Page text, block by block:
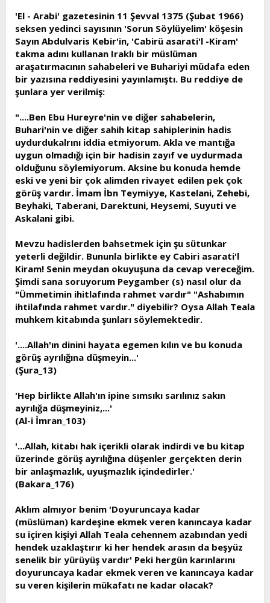
a
n
h
i
'El - Arabi' gazetesinin 11 Şevval 1375 (Şubat 1966)
seksen yedinci sayısının 'Sorun Söylüyelim' köşesin
Sayın Abdulvaris Kebir'in, 'Cabirü asarati'l -Kiram'
takma adını kullanan Iraklı bir müslüman
araşatırmacının sahabeleri ve Buhariyi müdafa eden
bir yazısına reddiyesini yayınlamıştı. Bu reddiye de
şunlara yer verilmiş:
"....Ben Ebu Hureyre'nin ve diğer sahabelerin,
Buhari'nin ve diğer sahih kitap sahiplerinin hadis
uydurdukalrını iddia etmiyorum. Akla ve mantığa
uygun olmadığı için bir hadisin zayıf ve uydurmada
olduğunu söylemiyorum. Aksine bu konuda hemde
eski ve yeni bir çok alimden rivayet edilen pek çok
görüş vardır. İmam İbn Teymiyye, Kastelani, Zehebi,
Beyhaki, Taberani, Darektuni, Heysemi, Suyuti ve
Askalani gibi.
Mevzu hadislerden bahsetmek için şu sütunkar
yeterli değildir. Bununla birlikte ey Cabiri asarati'l
Kiram! Senin meydan okuyuşuna da cevap vereceğim.
Şimdi sana soruyorum Peygamber (s) nasıl olur da
"Ümmetimin ihitlafında rahmet vardır" "Ashabımın
ihtilafında rahmet vardır." diyebilir? Oysa Allah Teala
muhkem kitabında şunları söylemektedir.
'....Allah'ın dinini hayata egemen kılın ve bu konuda
görüş ayrılığına düşmeyin...'
(Şura_13)
'Hep birlikte Allah'ın ipine sımsıkı sarılınız sakın
ayrılığa düşmeyiniz,...'
(Al-i İmran_103)
'...Allah, kitabı hak içerikli olarak indirdi ve bu kitap
üzerinde görüş ayrılığına düşenler gerçekten derin
bir anlaşmazlık, uyuşmazlık içindedirler.'
(Bakara_176)
Aklım almıyor benim 'Doyuruncaya kadar
(müslüman) kardeşine ekmek veren kanıncaya kadar
su içiren kişiyi Allah Teala cehennem azabından yedi
hendek uzaklaştırır ki her hendek arasın da beşyüz
senelik bir yürüyüş vardır' Peki hergün karınlarını
doyuruncaya kadar ekmek veren ve kanıncaya kadar
su veren kişilerin mükafatı ne kadar olacak?